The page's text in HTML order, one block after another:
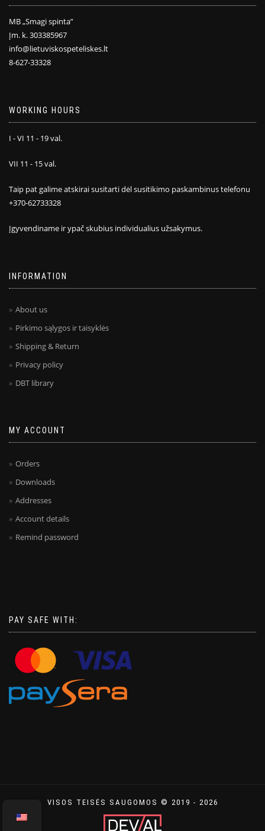
MB „Smagi spinta”
Įm. k. 303385967
info@lietuviskospeteliskes.lt
8-627-33328
WORKING HOURS
I - VI 11 - 19 val.
VII 11 - 15 val.
Taip pat galime atskirai susitarti dėl susitikimo paskambinus telefonu
+370-62733328
Įgyvendiname ir ypač skubius individualius užsakymus.
INFORMATION
About us
Pirkimo sąlygos ir taisyklės
Shipping & Return
Privacy policy
DBT library
MY ACCOUNT
Orders
Downloads
Addresses
Account details
Remind password
PAY SAFE WITH:
VISOS TEISĖS SAUGOMOS © 2019 - 2026